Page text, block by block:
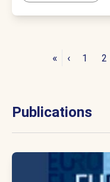
« ‹ 1 2
Publications